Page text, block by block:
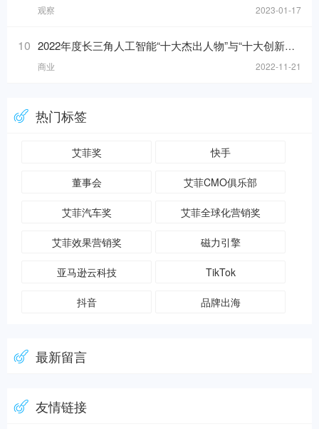
观察 2023-01-17
10 2022年度长三角人工智能“十大杰出人物”与“十大创新应用”榜单发布！
商业 2022-11-21
热门标签
艾菲奖 快手
董事会 艾菲CMO俱乐部
艾菲汽车奖 艾菲全球化营销奖
艾菲效果营销奖 磁力引擎
亚马逊云科技 TikTok
抖音 品牌出海
最新留言
友情链接